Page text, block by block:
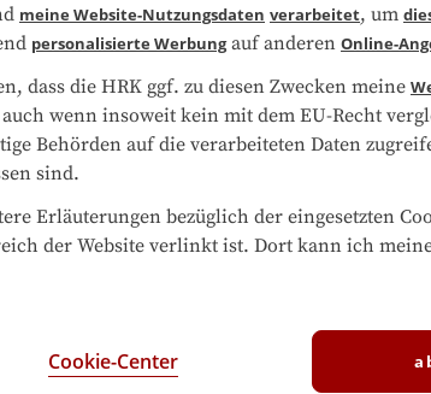
Aalen statt.
Gesamtkosten:39,00 €
und Prompt
vergleichen
Deutsch
meine Website-Nutzungsdaten verarbeitet, um
personalisierte Werbungauf anderen Online-
dass die HRK ggf. zu diesen Zwecken meine
wenn insoweit kein mit dem EU-Recht
Behörden auf die verarbeiteten Daten
sind.
Erläuterungen bezüglich der eingesetzten
der Website verlinkt ist. Dort kann ich
Cookie-Center